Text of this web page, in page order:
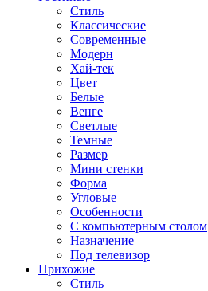
Стиль
Классические
Современные
Модерн
Хай-тек
Цвет
Белые
Венге
Светлые
Темные
Размер
Мини стенки
Форма
Угловые
Особенности
С компьютерным столом
Назначение
Под телевизор
Прихожие
Стиль